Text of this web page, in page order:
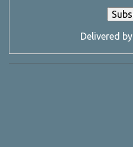
Delivered by